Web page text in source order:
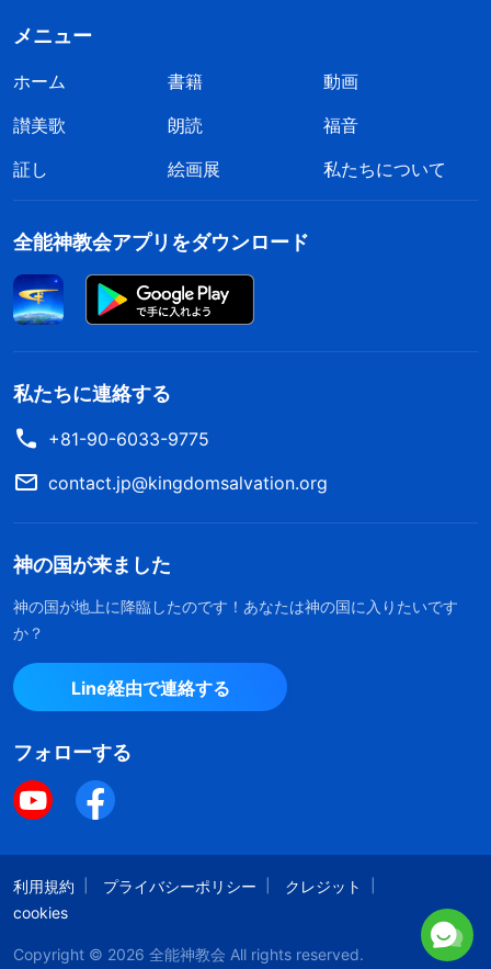
メニュー
ホーム 書籍
動画
讃美歌
朗読
福音
証し
絵画展 私たちについて
全能神教会アプリをダウンロード
私たちに連絡する
+81-90-6033-9775
contact.jp@kingdomsalvation.org
神の国が来ました
神の国が地上に降臨したのです！あなたは神の国に入りたいです
か？
Line経由で連絡する
フォローする
利用規約 プライバシーポリシー
クレジット
cookies
Copyright © 2026 全能神教会 All rights reserved.